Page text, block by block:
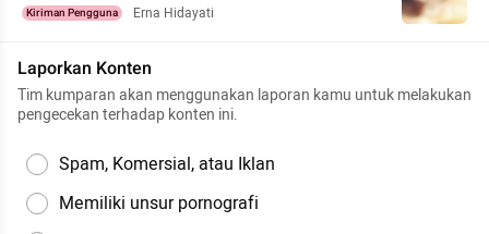
Kiriman Pengguna Erna Hidayati
Laporkan Konten
Tim kumparan akan menggunakan laporan kamu untuk melakukan
pengecekan terhadap konten ini.
Spam, Komersial, atau Iklan
Memiliki unsur pornografi